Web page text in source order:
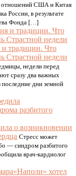
отношений США и Китая
России, в результате
Фонда […]
и традиции. Что
Страстной недели
недели перед
сразу два важных
дни земной
о возникновении
Стресс может
— синдром разбитого
врач-кардиолог
«Наполи» хотел